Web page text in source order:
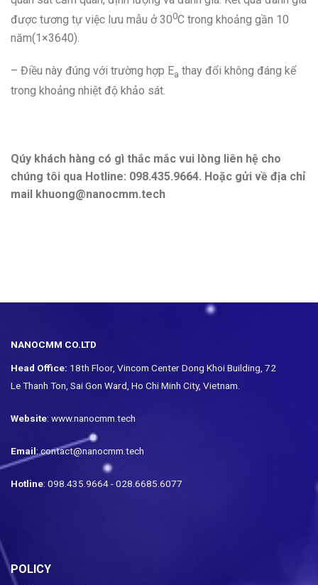
được tương tự việc lưu mẫu ở 300C trong khoảng gần 10
năm(1×3640).
– Điều này đúng với trường hợp Ea thay đổi không đáng kể
trong khoảng nhiệt độ khảo sát.
Qúy khách hàng có gì thắc mắc vui lòng liên hệ cho
chúng tôi qua Hotline: 098.435.9664. Hoặc gửi về địa chỉ
mail khuong@nanocmm.tech
NANOCMM CO.LTD
Head Office: 18th Floor, Vincom Center Dong Khoi Building, 72
Le Thanh Ton, Sai Gon Ward, Ho Chi Minh City, Vietnam.
Website: www.nanocmm.tech
Email: contact@nanocmm.tech
Hotline: 098.435.9664 - 028.6685.6077
POLICY